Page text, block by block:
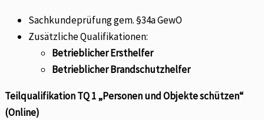
Sachkundeprüfung gem. §34a GewO
Zusätzliche Qualifikationen:
Betrieblicher Ersthelfer
Betrieblicher Brandschutzhelfer
Teilqualifikation TQ 1 „Personen und Objekte schützen“
(Online)